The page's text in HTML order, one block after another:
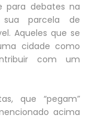
para debates na
parcela de
Aqueles que se
cidade como
com um
que “pegam”
acima